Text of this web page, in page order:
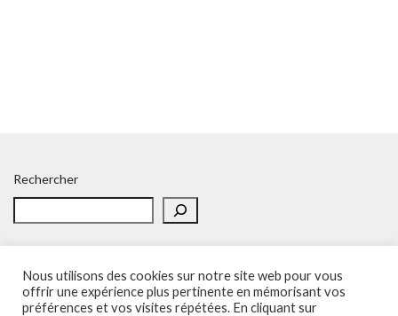
Rechercher
Accueil Politique de confidentialité Adhésion Contacts
Nous utilisons des cookies sur notre site web pour vous
offrir une expérience plus pertinente en mémorisant vos
préférences et vos visites répétées. En cliquant sur